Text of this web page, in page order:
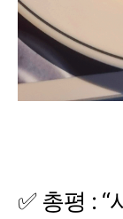
✅ 총평 :